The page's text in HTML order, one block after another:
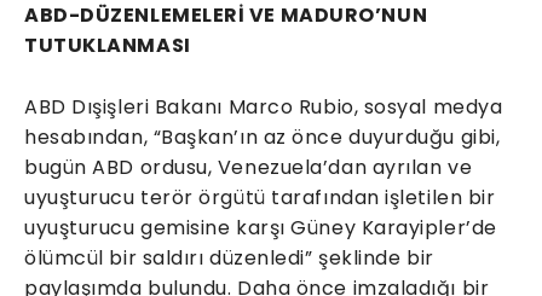
ABD-DÜZENLEMELERİ VE MADURO’NUN
TUTUKLANMASI
ABD Dışişleri Bakanı Marco Rubio, sosyal medya
hesabından, “Başkan’ın az önce duyurduğu gibi,
bugün ABD ordusu, Venezuela’dan ayrılan ve
uyuşturucu terör örgütü tarafından işletilen bir
uyuşturucu gemisine karşı Güney Karayipler’de
ölümcül bir saldırı düzenledi” şeklinde bir
paylaşımda bulundu. Daha önce imzaladığı bir